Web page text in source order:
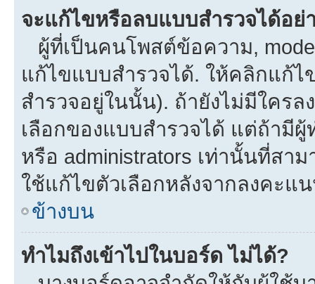
จะแก้ไขหรือลบแบบสำรวจได้อย่
ผู้ที่เป็นคนโพสต์ข้อความ,
แก้ไขแบบสำรวจได้. ให้คลิกแก้
สำรวจอยู่ในนั้น). ถ้ายังไม่มีใคร
เลือกของแบบสำรวจได้ แต่ถ้ามีผู้
หรือ administrators เท่านั้นที่สา
ใช้แก้ไขตัวเลือกหลังจากลงคะแ
ข้างบน
ทำไมถึงเข้าไปในบอร์ด ไม่ได้?